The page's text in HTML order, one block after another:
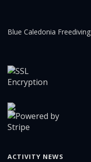
Blue Caledonia Freediving
ACTIVITY NEWS